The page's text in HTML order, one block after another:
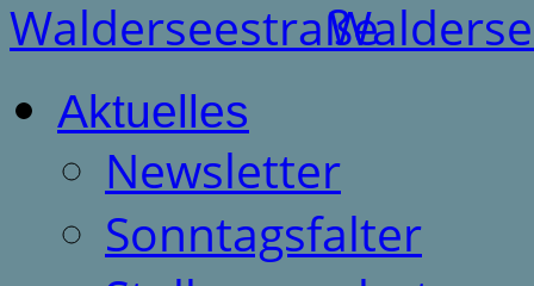
Aktuelles
Newsletter
Sonntagsfalter